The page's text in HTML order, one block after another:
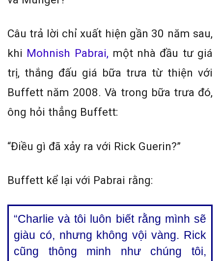
Câu trả lời chỉ xuất hiện gần 30 năm sau,
khi Mohnish Pabrai, một nhà đầu tư giá
trị, thắng đấu giá bữa trưa từ thiện với
Buffett năm 2008. Và trong bữa trưa đó,
ông hỏi thẳng Buffett:
“Điều gì đã xảy ra với Rick Guerin?”
Buffett kể lại với Pabrai rằng:
“Charlie và tôi luôn biết rằng mình sẽ
giàu có, nhưng không vội vàng. Rick
cũng thông minh như chúng tôi,